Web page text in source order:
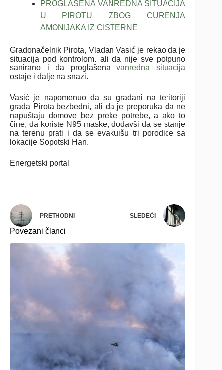
PROGLAŠENA VANREDNA SITUACIJA
U PIROTU ZBOG CURENJA
AMONIJAKA IZ CISTERNE
Gradonačelnik Pirota, Vladan Vasićje rekao da je
situacija pod kontrolom, ali da nije sve potpuno
sanirano i da proglašenavanredna situacija
ostaje i dalje na snazi.
Vasić je napomenuo da su građani na teritoriji
grada Pirota bezbedni, ali da je preporuka da ne
napuštaju domove bez preke potrebe, a ako to
čine, da koriste N95 maske, dodavši da se stanje
na terenu prati i da se evakuišu tri porodice sa
lokacije Sopotski Han.
Energetski portal
PRETHODNI SLEDEĆI
Povezani članci